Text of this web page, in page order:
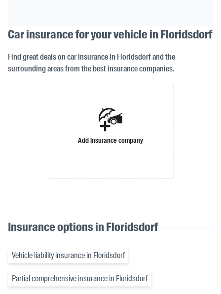
Car insurance for your vehicle in Floridsdorf
Find great deals on car insurance in Floridsdorf and the
surrounding areas from the best insurance companies.
Add insurance company
Insurance options in Floridsdorf
Vehicle liability insurance in Floridsdorf
Partial comprehensive insurance in Floridsdorf